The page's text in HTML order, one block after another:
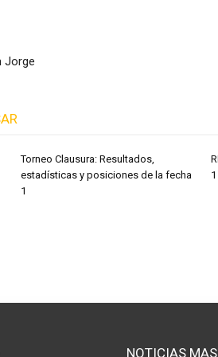
Jorge
Torneo Clausura: Resultados,
estadísticas y posiciones de la fecha
1
NOTICIAS